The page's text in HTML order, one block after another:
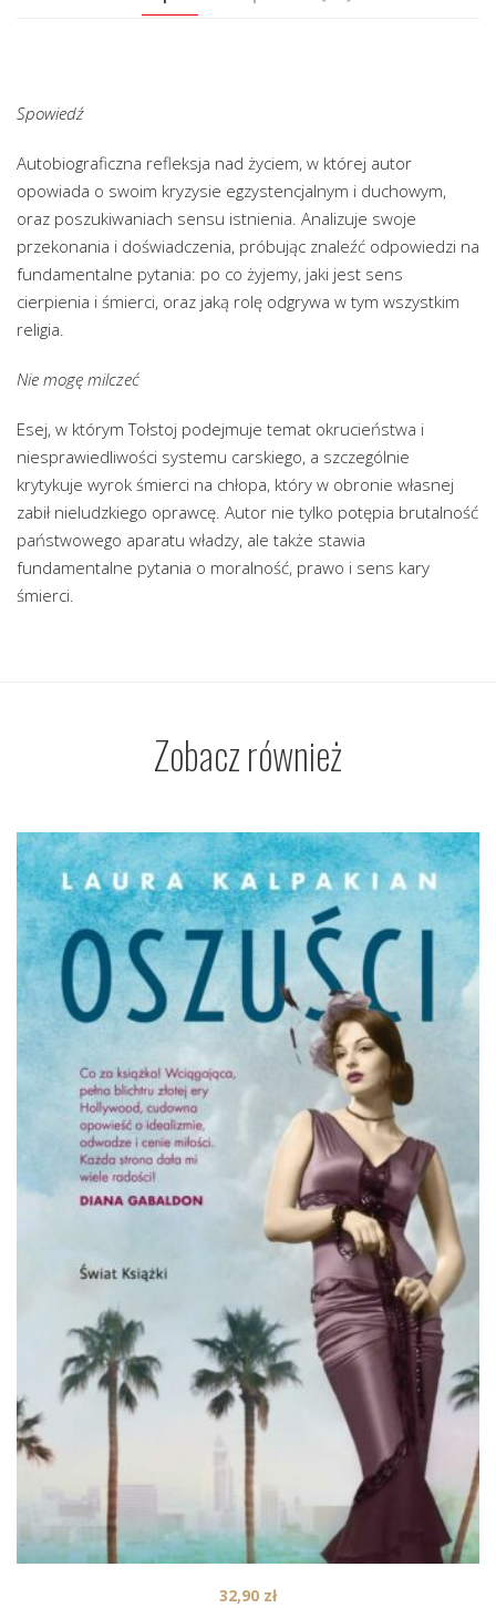
Spowiedź
Autobiograficzna refleksja nad życiem, w której autor
opowiada o swoim kryzysie egzystencjalnym i duchowym,
oraz poszukiwaniach sensu istnienia. Analizuje swoje
przekonania i doświadczenia, próbując znaleźć odpowiedzi na
fundamentalne pytania: po co żyjemy, jaki jest sens
cierpienia i śmierci, oraz jaką rolę odgrywa w tym wszystkim
religia.
Nie mogę milczeć
Esej, w którym Tołstoj podejmuje temat okrucieństwa i
niesprawiedliwości systemu carskiego, a szczególnie
krytykuje wyrok śmierci na chłopa, który w obronie własnej
zabił nieludzkiego oprawcę. Autor nie tylko potępia brutalność
państwowego aparatu władzy, ale także stawia
fundamentalne pytania o moralność, prawo i sens kary
śmierci.
Zobacz również
32,90 zł